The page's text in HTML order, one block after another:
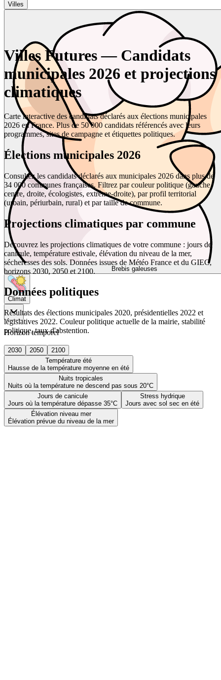
Villes
Brebis galeuses
Climat
Horizon temporel
2030 2050
2100
Température été
Hausse de la température moyenne en été
Nuits tropicales
Nuits où la température ne descend pas sous 20°C
Jours de canicule
Jours où la température dépasse 35°C
Stress hydrique
Jours avec sol sec en été
Élévation niveau mer
Élévation prévue du niveau de la mer
Villes Futures — Candidats
municipales 2026 et projections
climatiques
Carte interactive des candidats déclarés aux élections municipales
2026 en France. Plus de 50 000 candidats référencés avec leurs
programmes, sites de campagne et étiquettes politiques.
Élections municipales 2026
Consultez les candidats déclarés aux municipales 2026 dans plus de
34 000 communes françaises. Filtrez par couleur politique (gauche,
centre, droite, écologistes, extrême-droite), par profil territorial
(urbain, périurbain, rural) et par taille de commune.
Projections climatiques par commune
Découvrez les projections climatiques de votre commune : jours de
canicule, température estivale, élévation du niveau de la mer,
sécheresses des sols. Données issues de Météo France et du GIEC,
horizons 2030, 2050 et 2100.
Données politiques
Résultats des élections municipales 2020, présidentielles 2022 et
législatives 2022. Couleur politique actuelle de la mairie, stabilité
politique, taux d'abstention.